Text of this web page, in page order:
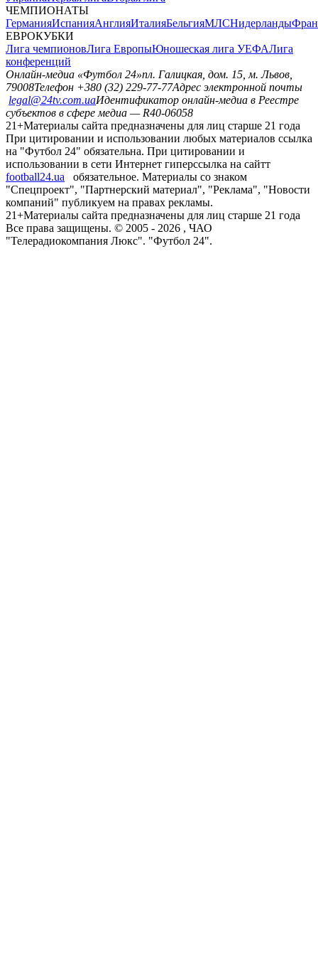
ЧЕМПИОНАТЫ
ГерманияИспанияАнглияИталияБельгияМЛСНидерланды
ЕВРОКУБКИ
Лига чемпионовЛига ЕвропыЮношеская лига УЕФАЛига
конференций
Онлайн-медиа «Футбол 24»пл. Галицкая, дом. 15, м. Львов,
79008Телефон +380 (32) 229-77-77Адрес электронной почты
legal@24tv.com.uaИдентификатор онлайн-медиа в Реестре
субъектов в сфере медиа — R40-06058
21+Материалы сайта предназначены для лиц старше 21 года
При цитировании и использовании любых материалов ссылка
на "Футбол 24" обязательна. При цитировании и
использовании в сети Интернет гиперссылка на сайтт
football24.ua
обязательное. Материалы со знаком
"Спецпроект", "Партнерский материал", "Реклама", "Новости
компаний" публикуем на правах рекламы.
21+Материалы сайта предназначены для лиц старше 21 года
Все права защищены. © 2005 - 2026 , ЧАО
"Телерадиокомпания Люкс". "Футбол 24".